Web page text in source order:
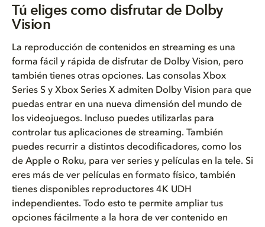
Tú eliges como disfrutar de Dolby
Vision
La reproducción de contenidos en streaming es una
forma fácil y rápida de disfrutar de Dolby Vision, pero
también tienes otras opciones. Las consolas Xbox
Series S y Xbox Series X admiten Dolby Vision para que
puedas entrar en una nueva dimensión del mundo de
los videojuegos. Incluso puedes utilizarlas para
controlar tus aplicaciones de streaming. También
puedes recurrir a distintos decodificadores, como los
de Apple o Roku, para ver series y películas en la tele. Si
eres más de ver películas en formato físico, también
tienes disponibles reproductores 4K UDH
independientes. Todo esto te permite ampliar tus
opciones fácilmente a la hora de ver contenido en